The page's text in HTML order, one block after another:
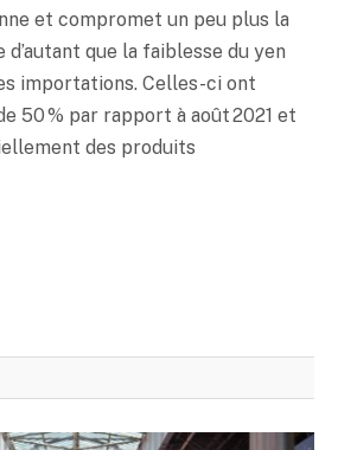
et compromet un peu plus la
que la faiblesse du yen
importations. Celles-ci ont
50 % par rapport à août 2021 et
des produits